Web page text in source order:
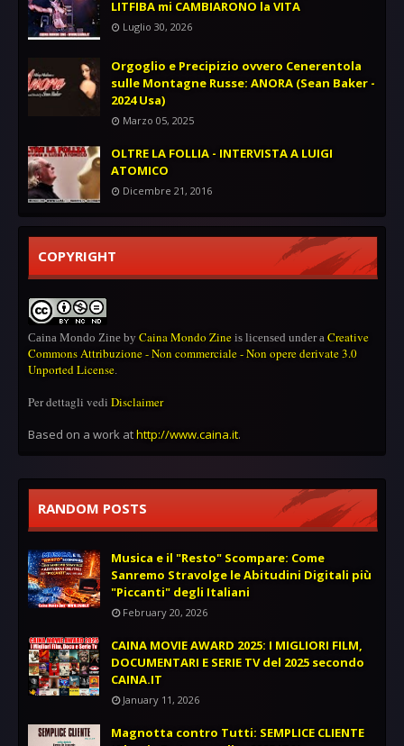
LITFIBA mi CAMBIARONO la VITA
Luglio 30, 2026
Orgoglio e Precipizio ovvero Cenerentola
sulle Montagne Russe: ANORA (Sean Baker -
2024 Usa)
Marzo 05, 2025
OLTRE LA FOLLIA - INTERVISTA A LUIGI
ATOMICO
Dicembre 21, 2016
COPYRIGHT
Caina Mondo Zine by Caina Mondo Zine is licensed under a Creative
Commons Attribuzione - Non commerciale - Non opere derivate 3.0
Unported License
Per dettagli vedi Disclaimer
Based on a work athttp://www.caina.it.
RANDOM POSTS
Musica e il "Resto" Scompare: Come
Sanremo Stravolge le Abitudini Digitali più
"Piccanti" degli Italiani
February 20, 2026
CAINA MOVIE AWARD 2025: I MIGLIORI FILM,
DOCUMENTARI E SERIE TV del 2025 secondo
CAINA.IT
January 11, 2026
Magnotta contro Tutti: SEMPLICE CLIENTE